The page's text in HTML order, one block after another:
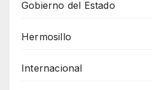
Gobierno del Estado
Hermosillo
Internacional